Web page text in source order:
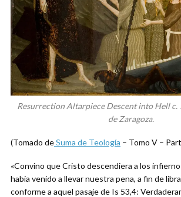
Resurrection Altarpiece Descent into Hell c.
de Zaragoza.
(Tomado deSuma de Teología – Tomo V –
«Convino que Cristo descendiera a los
había venido a llevar nuestra pena, a fin de
conforme a aquel pasaje de Is 53,4: